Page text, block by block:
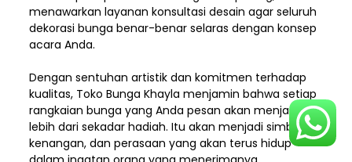
menawarkan layanan konsultasi desain agar seluruh
dekorasi bunga benar-benar selaras dengan konsep
acara Anda.
Dengan sentuhan artistik dan komitmen terhadap
kualitas, Toko Bunga Khayla menjamin bahwa setiap
rangkaian bunga yang Anda pesan akan menjadi
lebih dari sekadar hadiah. Itu akan menjadi simbol,
kenangan, dan perasaan yang akan terus hidup